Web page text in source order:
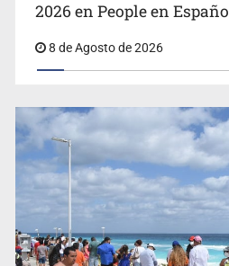
EU reanudará este sábado
Michoacán
2026 en People en
8 de Agosto de 2026